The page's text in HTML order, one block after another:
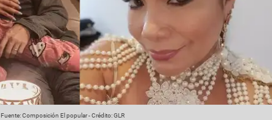
Fuente: Composición El popular-Crédito: GLR